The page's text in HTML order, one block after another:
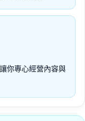
你專心經營內容與